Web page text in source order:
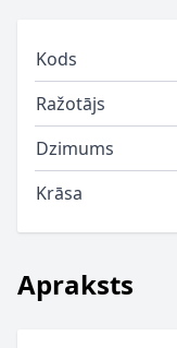
Apraksts
Kods
Ražotājs
Dzimums
Krāsa